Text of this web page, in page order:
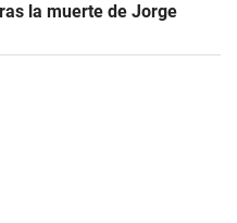
la muerte de Jorge